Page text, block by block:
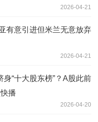
2026-04-21
有意引进但米兰无意放弃
2026-04-21
身“十大股东榜”？A股此前
播
2026-04-20